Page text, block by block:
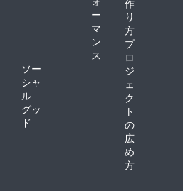
ー
マ
ン
ス
ソー
シャ
ル
グッ
ド
作
り
方
プ
ロ
ジ
ェ
ク
ト
の
広
め
方